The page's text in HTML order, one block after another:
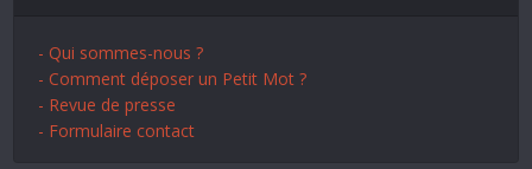
- Qui sommes-nous ?
- Comment déposer un Petit Mot ?
- Revue de presse
- Formulaire contact